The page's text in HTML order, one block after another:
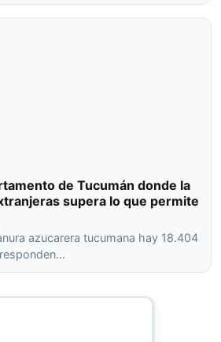
de Tucumán donde la
supera lo que permite
azucarera tucumana hay 18.404